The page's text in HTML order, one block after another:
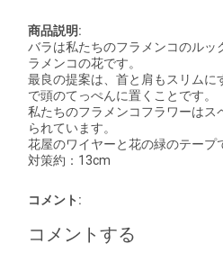
商品説明:
バラは私たちのフラメンコのルッ
ラメンコの花です。
最良の提案は、首と肩もスリムに
で頭のてっぺんに置くことです。
私たちのフラメンコフラワーはス
られています。
花屋のワイヤーと花の緑のテープ
対策約：13cm
コメント:
コメントする